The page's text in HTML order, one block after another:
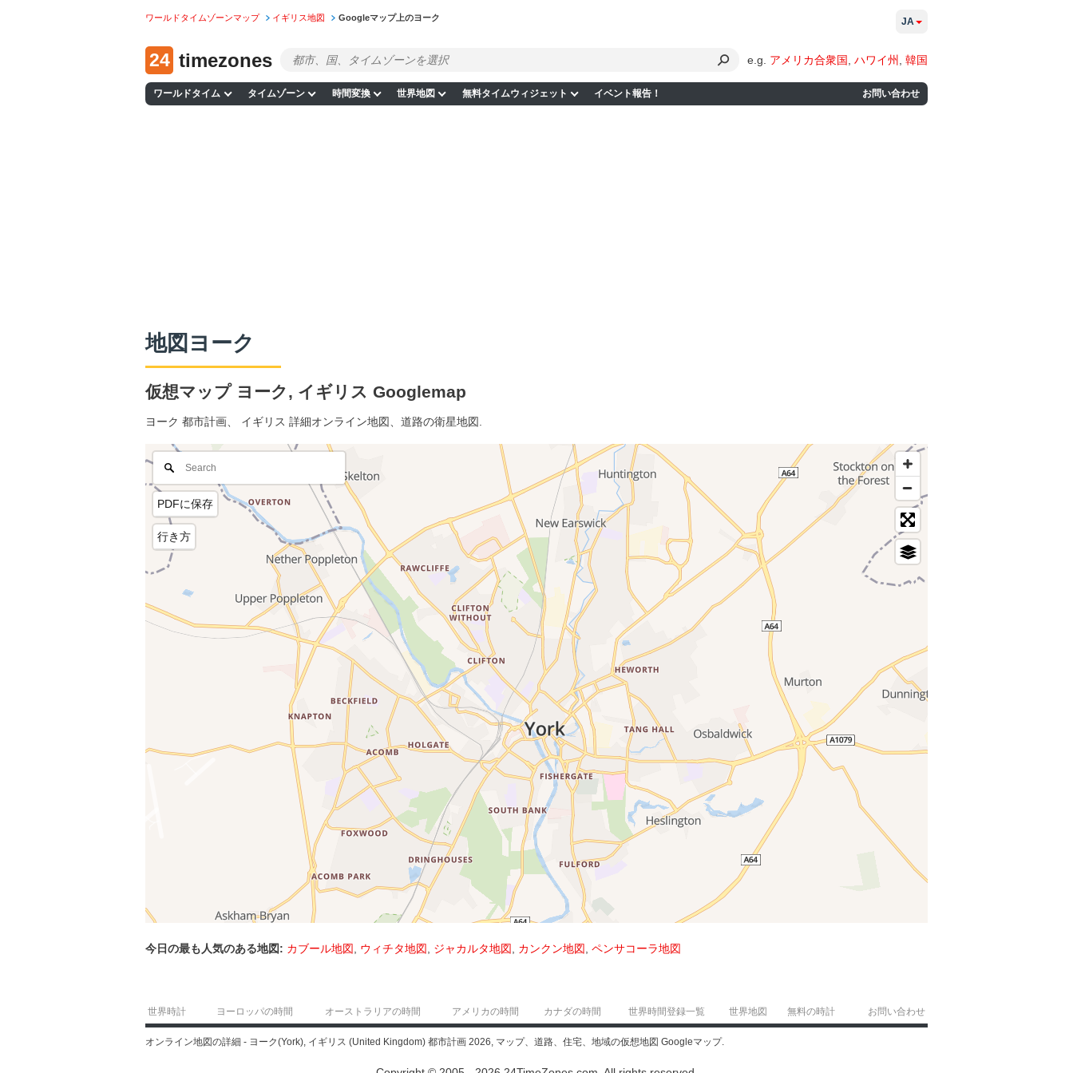
ワールドタイムゾーンマップ イギリス地図 Googleマップ上のヨーク
24 timezones e.g. アメリカ合衆国 ハワイ州 韓国
ワールドタイム タイムゾーン 時間変換 世界地図 無料タイムウィジェット イベント報告！ お問い合わせ
JA
地図ヨーク
仮想マップ ヨーク, イギリス Googlemap
ヨーク 都市計画、 イギリス 詳細オンライン地図、道路の衛星地図.
PDFに保存
行き方
今日の最も人気のある地図: カブール地図 ウィチタ地図 ジャカルタ地図 カンクン地図 ペンサコーラ地図
世界時計 ヨーロッパの時間 オーストラリアの時間 アメリカの時間 カナダの時間 世界時間登録一覧 世界地図 無料の時計 お問い合わせ
オンライン地図の詳細 - ヨーク(York), イギリス (United Kingdom) 都市計画 2026, マップ、道路、住宅、地域の仮想地図 Googleマップ.